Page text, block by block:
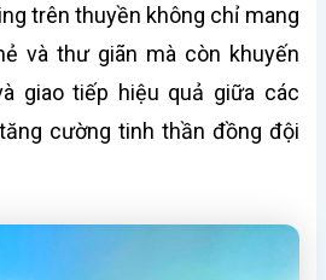
trên thuyền không chỉ mang
và thư giãn mà còn khuyến
giao tiếp hiệu quả giữa các
cường tinh thần đồng đội